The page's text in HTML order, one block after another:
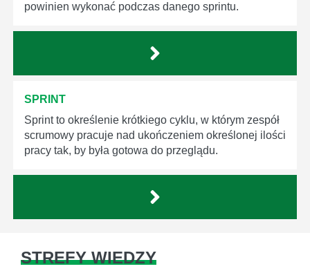
powinien wykonać podczas danego sprintu.
SPRINT
Sprint to określenie krótkiego cyklu, w którym zespół
scrumowy pracuje nad ukończeniem określonej ilości
pracy tak, by była gotowa do przeglądu.
STREFY WIEDZY